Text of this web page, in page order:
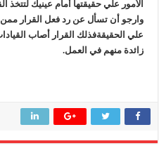
الأمور علي حقيقتها أمام عينيك لتتخذ
وارجو أن تسأل عن رد فعل القرار ممن
علي الحقيقةفذلك القرار أصاب
زائدة منهم في العمل.